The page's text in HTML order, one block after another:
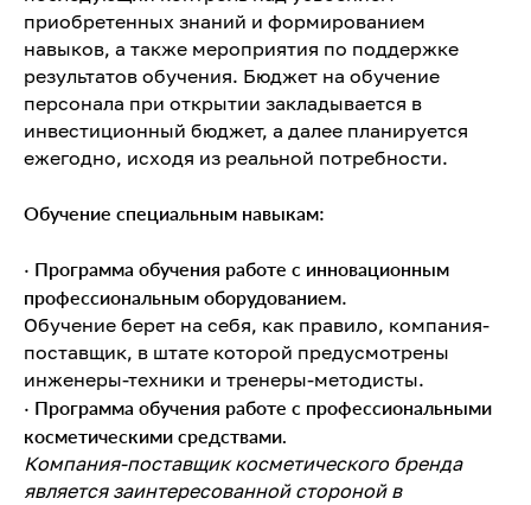
приобретенных знаний и формированием
навыков, а также мероприятия по поддержке
результатов обучения. Бюджет на обучение
персонала при открытии закладывается в
инвестиционный бюджет, а далее планируется
ежегодно, исходя из реальной потребности.
Обучение специальным навыкам:
· Программа обучения работе с инновационным
профессиональным оборудованием.
Обучение берет на себя, как правило, компания-
поставщик, в штате которой предусмотрены
инженеры-техники и тренеры-методисты.
· Программа обучения работе с профессиональными
косметическими средствами.
Компания-поставщик косметического бренда
является заинтересованной стороной в